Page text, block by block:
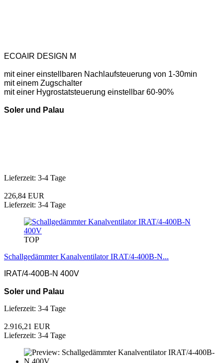
ECOAIR DESIGN M
mit einer einstellbaren Nachlaufsteuerung von 1-30min
mit einem Zugschalter
mit einer Hygrostatsteuerung einstellbar 60-90%
Soler und Palau
Lieferzeit: 3-4 Tage
226,84 EUR
Lieferzeit: 3-4 Tage
TOP
Schallgedämmter Kanalventilator IRAT/4-400B-N...
IRAT/4-400B-N 400V
Soler und Palau
Lieferzeit: 3-4 Tage
2.916,21 EUR
Lieferzeit: 3-4 Tage